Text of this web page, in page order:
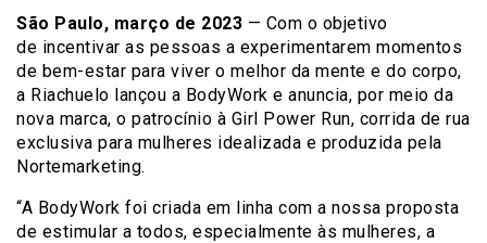
São Paulo, março de 2023 — Com o objetivo
de incentivar as pessoas a experimentarem momentos
de bem-estar para viver o melhor da mente e do corpo,
a Riachuelo lançou a BodyWork e anuncia, por meio da
nova marca, o patrocínio à Girl Power Run, corrida de rua
exclusiva para mulheres idealizada e produzida pela
Nortemarketing.
“A BodyWork foi criada em linha com a nossa proposta
de estimular a todos, especialmente às mulheres, a